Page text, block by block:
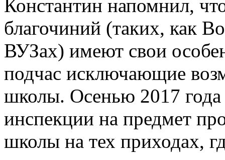
Константин напомнил,
благочиний (таких, как
ВУЗах) имеют свои
подчас исключающие
школы. Осенью 2017 года
инспекции на предмет
школы на тех приходах,